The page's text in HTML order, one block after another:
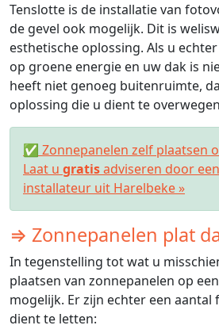
Tenslotte is de installatie van
de gevel ook mogelijk. Dit is
esthetische oplossing. Als u
op groene energie en uw dak is
heeft niet genoeg buitenruimte,
oplossing die u dient te
✅ Zonnepanelen zelf plaatsen
Laat u gratisadviseren door
installateur uit Harelbeke »
⇒ Zonnepanelen plat
In tegenstelling tot wat u
plaatsen van zonnepanelen op
mogelijk. Er zijn echter een
dient te letten: